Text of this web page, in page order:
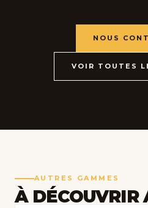
NOUS
VOIR TOUTES
AUTRES GAMMES
À DÉCOUVRIR